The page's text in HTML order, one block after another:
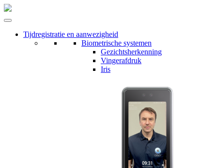
Tijdregistratie en aanwezigheid
Biometrische systemen
Gezichtsherkenning
Vingerafdruk
Iris